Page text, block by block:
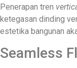
Penerapan tren
ketegasan dinding
estetika bangunan
Seamless